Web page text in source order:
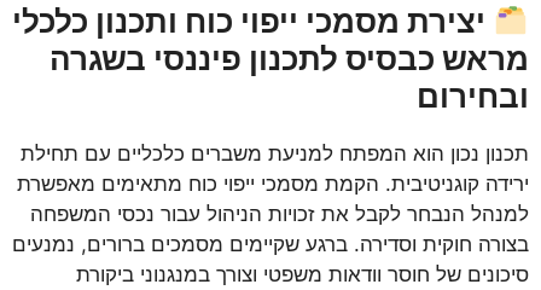
יצירת מסמכי ייפוי כוח ותכנון כלכלי
מראש כבסיס לתכנון פיננסי בשגרה
ובחירום
תכנון נכון הוא המפתח למניעת משברים כלכליים עם תחילת
ירידה קוגניטיבית. הקמת מסמכי ייפוי כוח מתאימים מאפשרת
למנהל הנבחר לקבל את זכויות הניהול עבור נכסי המשפחה
בצורה חוקית וסדירה. ברגע שקיימים מסמכים ברורים, נמנעים
סיכונים של חוסר וודאות משפטי וצורך במנגנוני ביקורת